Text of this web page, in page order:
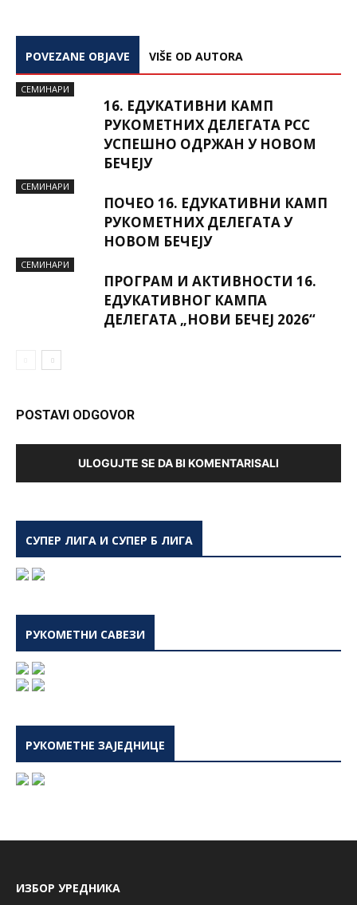
POVEZANE OBJAVE VIŠE OD AUTORA
СЕМИНАРИ
16. ЕДУКАТИВНИ КАМП
РУКОМЕТНИХ ДЕЛЕГАТА РСС
УСПЕШНО ОДРЖАН У НОВОМ
БЕЧЕЈУ
СЕМИНАРИ
ПОЧЕО 16. ЕДУКАТИВНИ КАМП
РУКОМЕТНИХ ДЕЛЕГАТА У
НОВОМ БЕЧЕЈУ
СЕМИНАРИ
ПРОГРАМ И АКТИВНОСТИ 16.
ЕДУКАТИВНОГ КАМПА
ДЕЛЕГАТА „НОВИ БЕЧЕЈ 2026“
POSTAVI ODGOVOR
ULOGUJTE SE DA BI KOMENTARISALI
СУПЕР ЛИГА И СУПЕР Б ЛИГА
РУКОМЕТНИ САВЕЗИ
РУКОМЕТНЕ ЗАЈЕДНИЦЕ
ИЗБОР УРЕДНИКА